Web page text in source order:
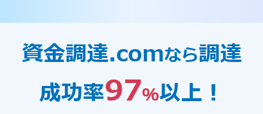
資金調達.comなら調達
成功率97％以上！